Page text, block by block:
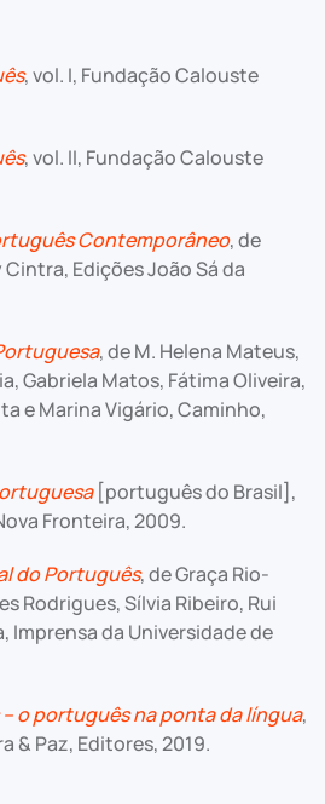
, vol. I, Fundação Calouste
, vol. II, Fundação Calouste
Contemporâneo, de
Edições João Sá da
, de M. Helena Mateus,
Gabriela Matos, Fátima Oliveira,
e Marina Vigário, Caminho,
[português do Brasil],
Fronteira, 2009.
do Português, de Graça Rio-
Rodrigues, Sílvia Ribeiro, Rui
Imprensa da Universidade de
o português na ponta da língua,
& Paz, Editores, 2019.